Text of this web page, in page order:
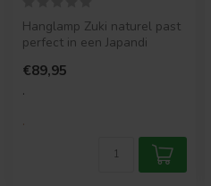
Hanglamp Zuki naturel past
perfect in een Japandi
va...
€89,95
.
.